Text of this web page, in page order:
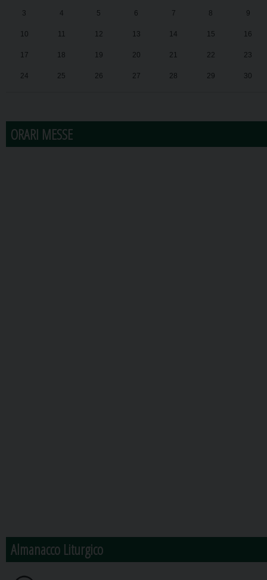
3 4 5 6 7 8 9
10 11 12 13 14 15 16
17 18 19 20 21 22 23
24 25 26 27 28 29 30
ORARI MESSE
Almanacco Liturgico